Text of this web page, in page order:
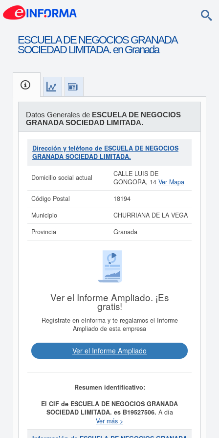
ESCUELA DE NEGOCIOS GRANADA
SOCIEDAD LIMITADA. en Granada
Datos Generales de ESCUELA DE NEGOCIOS
GRANADA SOCIEDAD LIMITADA.
Dirección y teléfono de ESCUELA DE NEGOCIOS
GRANADA SOCIEDAD LIMITADA.
Domicilio social actual
CALLE LUIS DE
GONGORA, 14 Ver Mapa
Código Postal
18194
Municipio
CHURRIANA DE LA VEGA
Provincia
Granada
Ver el Informe Ampliado. ¡Es
gratis!
Regístrate en eInforma y te regalamos el Informe
Ampliado de esta empresa
Ver el Informe Ampliado
Resumen identificativo:
El CIF de ESCUELA DE NEGOCIOS GRANADA
SOCIEDAD LIMITADA. es B19527506. A día
26/06/2013, la empresa ESCUELA DE NEGOCIOS
GRANADA SOCIEDAD LIMITADA.fue formada con el
Ver más >